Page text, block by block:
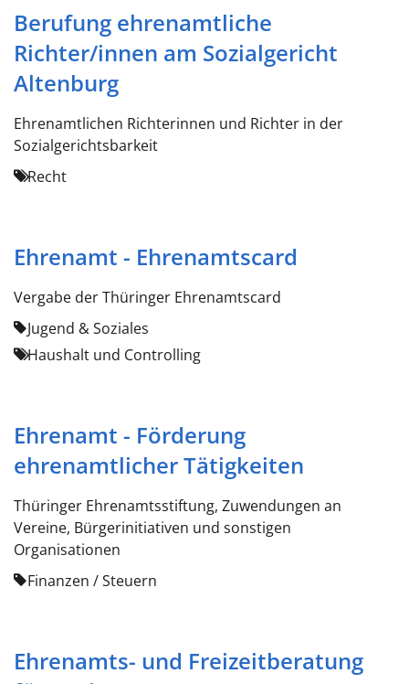
Berufung ehrenamtliche
Richter/innen am Sozialgericht
Altenburg
Ehrenamtlichen Richterinnen und Richter in der
Sozialgerichtsbarkeit
Recht
Ehrenamt - Ehrenamtscard
Vergabe der Thüringer Ehrenamtscard
Jugend & Soziales
Haushalt und Controlling
Ehrenamt - Förderung
ehrenamtlicher Tätigkeiten
Thüringer Ehrenamtsstiftung, Zuwendungen an
Vereine, Bürgerinitiativen und sonstigen
Organisationen
Finanzen / Steuern
Ehrenamts- und Freizeitberatung